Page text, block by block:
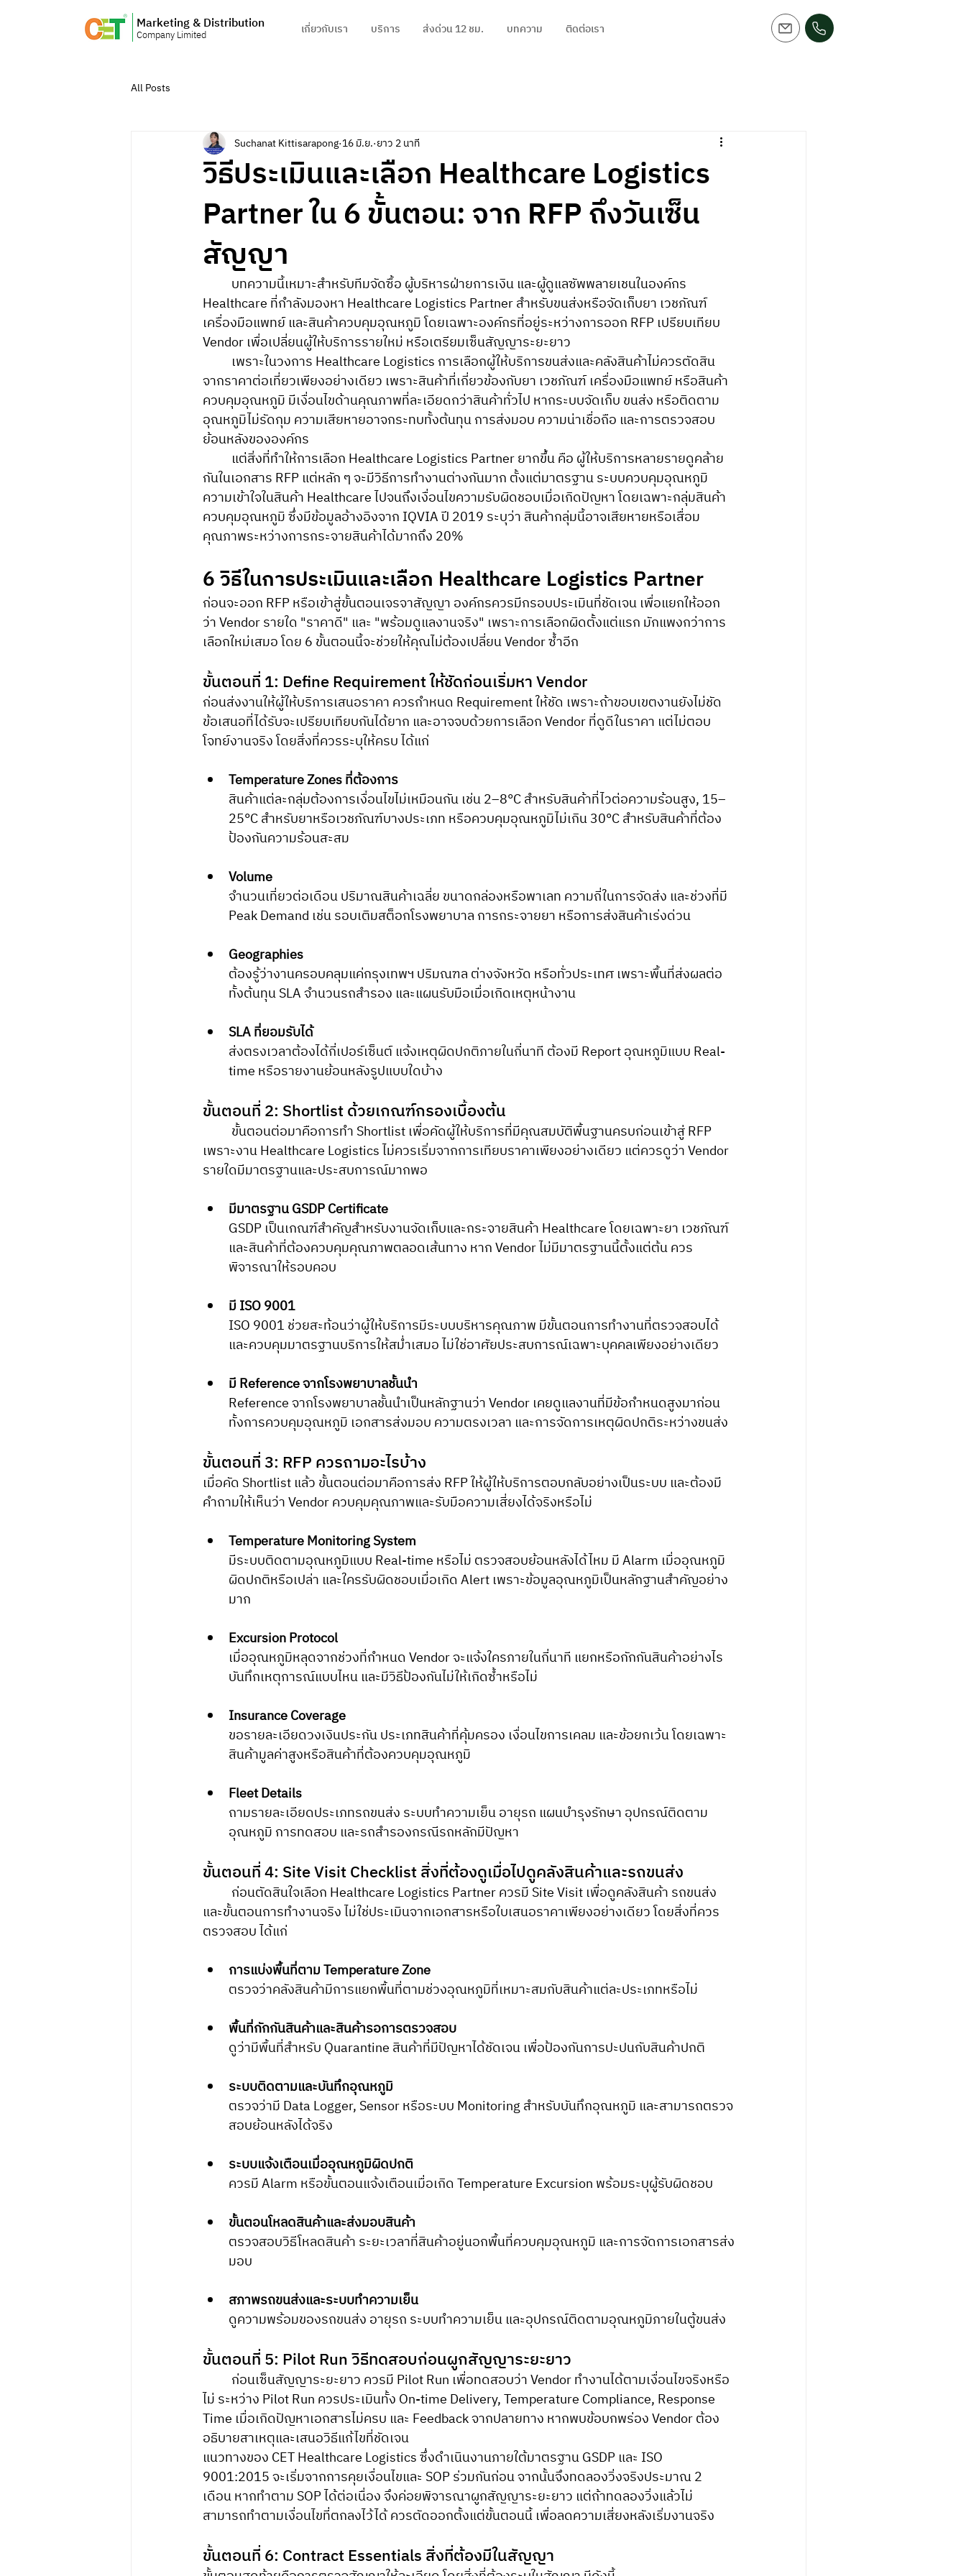
Marketing & Distribution
Company Limited เกี่ยวกับเรา บริการ ส่งด่วน 12 ชม. บทความ ติดต่อเรา
All Posts
วิธีประเมินและเลือก Healthcare Logistics
Partner ใน 6 ขั้นตอน: จาก RFP ถึงวันเซ็น
สัญญา
Suchanat Kittisarapong 16 มิ.ย. ยาว 2 นาที
Healthcare ที่กำลังมองหา Healthcare Logistics Partner สำหรับขนส่งหรือจัดเก็บยา เวชภัณฑ์
เครื่องมือแพทย์ และสินค้าควบคุมอุณหภูมิ โดยเฉพาะองค์กรที่อยู่ระหว่างการออก RFP เปรียบเทียบ
Vendor เพื่อเปลี่ยนผู้ให้บริการรายใหม่ หรือเตรียมเซ็นสัญญาระยะยาว
จากราคาต่อเที่ยวเพียงอย่างเดียว เพราะสินค้าที่เกี่ยวข้องกับยา เวชภัณฑ์ เครื่องมือแพทย์ หรือสินค้า
ควบคุมอุณหภูมิ มีเงื่อนไขด้านคุณภาพที่ละเอียดกว่าสินค้าทั่วไป หากระบบจัดเก็บ ขนส่ง หรือติดตาม
อุณหภูมิไม่รัดกุม ความเสียหายอาจกระทบทั้งต้นทุน การส่งมอบ ความน่าเชื่อถือ และการตรวจสอบ
ย้อนหลังขององค์กร
กันในเอกสาร RFP แต่หลัก ๆ จะมีวิธีการทำงานต่างกันมาก ตั้งแต่มาตรฐาน ระบบควบคุมอุณหภูมิ
ความเข้าใจในสินค้า Healthcare ไปจนถึงเงื่อนไขความรับผิดชอบเมื่อเกิดปัญหา โดยเฉพาะกลุ่มสินค้า
ควบคุมอุณหภูมิ ซึ่งมีข้อมูลอ้างอิงจาก IQVIA ปี 2019 ระบุว่า สินค้ากลุ่มนี้อาจเสียหายหรือเสื่อม
คุณภาพระหว่างการกระจายสินค้าได้มากถึง 20%
6 วิธีในการประเมินและเลือก Healthcare Logistics Partner
ก่อนจะออก RFP หรือเข้าสู่ขั้นตอนเจรจาสัญญา องค์กรควรมีกรอบประเมินที่ชัดเจน เพื่อแยกให้ออก
ว่า Vendor รายใด "ราคาดี" และ "พร้อมดูแลงานจริง" เพราะการเลือกผิดตั้งแต่แรก มักแพงกว่าการ
เลือกใหม่เสมอ โดย 6 ขั้นตอนนี้จะช่วยให้คุณไม่ต้องเปลี่ยน Vendor ซ้ำอีก
ขั้นตอนที่ 1: Define Requirement ให้ชัดก่อนเริ่มหา Vendor
ก่อนส่งงานให้ผู้ให้บริการเสนอราคา ควรกำหนด Requirement ให้ชัด เพราะถ้าขอบเขตงานยังไม่ชัด
ข้อเสนอที่ได้รับจะเปรียบเทียบกันได้ยาก และอาจจบด้วยการเลือก Vendor ที่ดูดีในราคา แต่ไม่ตอบ
โจทย์งานจริง โดยสิ่งที่ควรระบุให้ครบ ได้แก่
Temperature Zones ที่ต้องการ
สินค้าแต่ละกลุ่มต้องการเงื่อนไขไม่เหมือนกัน เช่น 2–8°C สำหรับสินค้าที่ไวต่อความร้อนสูง, 15–
25°C สำหรับยาหรือเวชภัณฑ์บางประเภท หรือควบคุมอุณหภูมิไม่เกิน 30°C สำหรับสินค้าที่ต้อง
ป้องกันความร้อนสะสม
Volume
จำนวนเที่ยวต่อเดือน ปริมาณสินค้าเฉลี่ย ขนาดกล่องหรือพาเลท ความถี่ในการจัดส่ง และช่วงที่มี
Peak Demand เช่น รอบเติมสต็อกโรงพยาบาล การกระจายยา หรือการส่งสินค้าเร่งด่วน
Geographies
ต้องรู้ว่างานครอบคลุมแค่กรุงเทพฯ ปริมณฑล ต่างจังหวัด หรือทั่วประเทศ เพราะพื้นที่ส่งผลต่อ
ทั้งต้นทุน SLA จำนวนรถสำรอง และแผนรับมือเมื่อเกิดเหตุหน้างาน
SLA ที่ยอมรับได้
ส่งตรงเวลาต้องได้กี่เปอร์เซ็นต์ แจ้งเหตุผิดปกติภายในกี่นาที ต้องมี Report อุณหภูมิแบบ Real-
time หรือรายงานย้อนหลังรูปแบบใดบ้าง
ขั้นตอนที่ 2: Shortlist ด้วยเกณฑ์กรองเบื้องต้น
เพราะงาน Healthcare Logistics ไม่ควรเริ่มจากการเทียบราคาเพียงอย่างเดียว แต่ควรดูว่า Vendor
รายใดมีมาตรฐานและประสบการณ์มากพอ
มีมาตรฐาน GSDP Certificate
GSDP เป็นเกณฑ์สำคัญสำหรับงานจัดเก็บและกระจายสินค้า Healthcare โดยเฉพาะยา เวชภัณฑ์
และสินค้าที่ต้องควบคุมคุณภาพตลอดเส้นทาง หาก Vendor ไม่มีมาตรฐานนี้ตั้งแต่ต้น ควร
พิจารณาให้รอบคอบ
มี ISO 9001
ISO 9001 ช่วยสะท้อนว่าผู้ให้บริการมีระบบบริหารคุณภาพ มีขั้นตอนการทำงานที่ตรวจสอบได้
และควบคุมมาตรฐานบริการให้สม่ำเสมอ ไม่ใช่อาศัยประสบการณ์เฉพาะบุคคลเพียงอย่างเดียว
มี Reference จากโรงพยาบาลชั้นนำ
Reference จากโรงพยาบาลชั้นนำเป็นหลักฐานว่า Vendor เคยดูแลงานที่มีข้อกำหนดสูงมาก่อน
ทั้งการควบคุมอุณหภูมิ เอกสารส่งมอบ ความตรงเวลา และการจัดการเหตุผิดปกติระหว่างขนส่ง
ขั้นตอนที่ 3: RFP ควรถามอะไรบ้าง
เมื่อคัด Shortlist แล้ว ขั้นตอนต่อมาคือการส่ง RFP ให้ผู้ให้บริการตอบกลับอย่างเป็นระบบ และต้องมี
คำถามให้เห็นว่า Vendor ควบคุมคุณภาพและรับมือความเสี่ยงได้จริงหรือไม่
Temperature Monitoring System
มีระบบติดตามอุณหภูมิแบบ Real-time หรือไม่ ตรวจสอบย้อนหลังได้ไหม มี Alarm เมื่ออุณหภูมิ
ผิดปกติหรือเปล่า และใครรับผิดชอบเมื่อเกิด Alert เพราะข้อมูลอุณหภูมิเป็นหลักฐานสำคัญอย่าง
มาก
Excursion Protocol
เมื่ออุณหภูมิหลุดจากช่วงที่กำหนด Vendor จะแจ้งใครภายในกี่นาที แยกหรือกักกันสินค้าอย่างไร
บันทึกเหตุการณ์แบบไหน และมีวิธีป้องกันไม่ให้เกิดซ้ำหรือไม่
Insurance Coverage
ขอรายละเอียดวงเงินประกัน ประเภทสินค้าที่คุ้มครอง เงื่อนไขการเคลม และข้อยกเว้น โดยเฉพาะ
สินค้ามูลค่าสูงหรือสินค้าที่ต้องควบคุมอุณหภูมิ
Fleet Details
ถามรายละเอียดประเภทรถขนส่ง ระบบทำความเย็น อายุรถ แผนบำรุงรักษา อุปกรณ์ติดตาม
อุณหภูมิ การทดสอบ และรถสำรองกรณีรถหลักมีปัญหา
ขั้นตอนที่ 4: Site Visit Checklist สิ่งที่ต้องดูเมื่อไปดูคลังสินค้าและรถขนส่ง
และขั้นตอนการทำงานจริง ไม่ใช่ประเมินจากเอกสารหรือใบเสนอราคาเพียงอย่างเดียว โดยสิ่งที่ควร
ตรวจสอบ ได้แก่
การแบ่งพื้นที่ตาม Temperature Zone
ตรวจว่าคลังสินค้ามีการแยกพื้นที่ตามช่วงอุณหภูมิที่เหมาะสมกับสินค้าแต่ละประเภทหรือไม่
พื้นที่กักกันสินค้าและสินค้ารอการตรวจสอบ
ดูว่ามีพื้นที่สำหรับ Quarantine สินค้าที่มีปัญหาได้ชัดเจน เพื่อป้องกันการปะปนกับสินค้าปกติ
ระบบติดตามและบันทึกอุณหภูมิ
ตรวจว่ามี Data Logger, Sensor หรือระบบ Monitoring สำหรับบันทึกอุณหภูมิ และสามารถตรวจ
สอบย้อนหลังได้จริง
ระบบแจ้งเตือนเมื่ออุณหภูมิผิดปกติ
ควรมี Alarm หรือขั้นตอนแจ้งเตือนเมื่อเกิด Temperature Excursion พร้อมระบุผู้รับผิดชอบ
ขั้นตอนโหลดสินค้าและส่งมอบสินค้า
ตรวจสอบวิธีโหลดสินค้า ระยะเวลาที่สินค้าอยู่นอกพื้นที่ควบคุมอุณหภูมิ และการจัดการเอกสารส่ง
มอบ
สภาพรถขนส่งและระบบทำความเย็น
ดูความพร้อมของรถขนส่ง อายุรถ ระบบทำความเย็น และอุปกรณ์ติดตามอุณหภูมิภายในตู้ขนส่ง
ขั้นตอนที่ 5: Pilot Run วิธีทดสอบก่อนผูกสัญญาระยะยาว
ไม่ ระหว่าง Pilot Run ควรประเมินทั้ง On-time Delivery, Temperature Compliance, Response
Time เมื่อเกิดปัญหาเอกสารไม่ครบ และ Feedback จากปลายทาง หากพบข้อบกพร่อง Vendor ต้อง
อธิบายสาเหตุและเสนอวิธีแก้ไขที่ชัดเจน
แนวทางของ CET Healthcare Logistics ซึ่งดำเนินงานภายใต้มาตรฐาน GSDP และ ISO
9001:2015 จะเริ่มจากการคุยเงื่อนไขและ SOP ร่วมกันก่อน จากนั้นจึงทดลองวิ่งจริงประมาณ 2
เดือน หากทำตาม SOP ได้ต่อเนื่อง จึงค่อยพิจารณาผูกสัญญาระยะยาว แต่ถ้าทดลองวิ่งแล้วไม่
สามารถทำตามเงื่อนไขที่ตกลงไว้ได้ ควรตัดออกตั้งแต่ขั้นตอนนี้ เพื่อลดความเสี่ยงหลังเริ่มงานจริง
ขั้นตอนที่ 6: Contract Essentials สิ่งที่ต้องมีในสัญญา